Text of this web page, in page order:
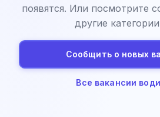
появятся. Или посмотрите
другие
Сообщить о новых
Все вакансии